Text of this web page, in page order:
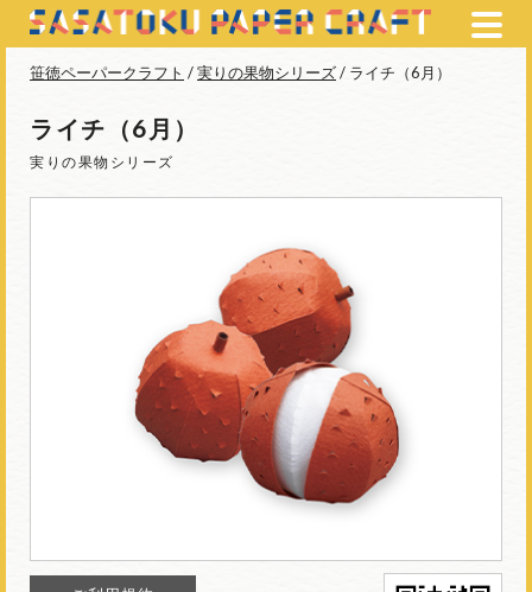
笹徳ペーパークラフト /実りの果物シリーズ/ ライチ（6月）
ライチ（6月）
実りの果物シリーズ